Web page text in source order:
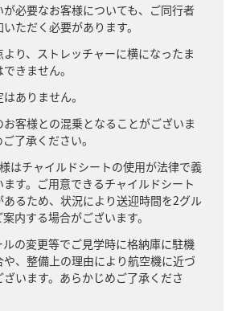
必要なお客様についても、ご同行者
ただく必要があります。
り、ストレッチャーに横になったま
きません。
ありません。
客様との混乗となることがございま
了承ください。
はチャイルドシートの使用が法律で義
す。ご用意できるチャイルドシート
あるため、状況により送迎時間を2グル
内する場合がございます。
の変更等でご見学時に格納庫に駐機
、整備上の理由により航空機に近づ
います。あらかじめご了承くださ